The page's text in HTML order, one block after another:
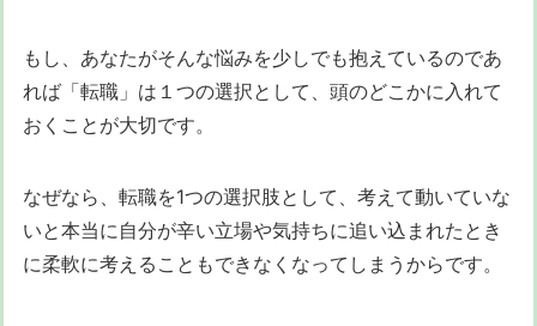
もし、あなたがそんな悩みを少しでも抱えているのであ
れば「転職」は１つの選択として、頭のどこかに入れて
おくことが大切です。
なぜなら、転職を1つの選択肢として、考えて動いていな
いと本当に自分が辛い立場や気持ちに追い込まれたとき
に柔軟に考えることもできなくなってしまうからです。